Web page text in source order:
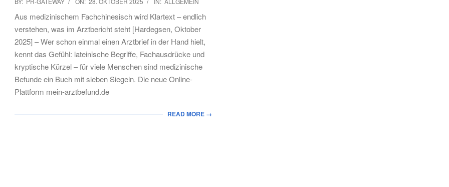
10-
28
Aus medizinischem Fachchinesisch wird Klartext – endlich
verstehen, was im Arztbericht steht [Hardegsen, Oktober
2025] – Wer schon einmal einen Arztbrief in der Hand hielt,
kennt das Gefühl: lateinische Begriffe, Fachausdrücke und
kryptische Kürzel – für viele Menschen sind medizinische
Befunde ein Buch mit sieben Siegeln. Die neue Online-
Plattform mein-arztbefund.de
READ MORE →